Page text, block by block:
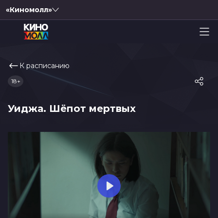
«Киномолл»
К расписанию
Уиджа. Шёпот мертвых
18+
Play